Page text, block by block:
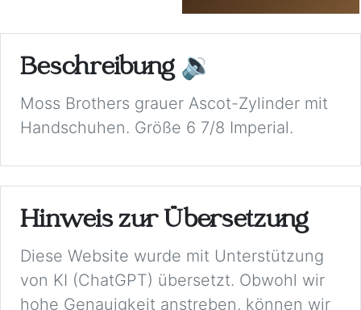
Beschreibung 🔉
Moss Brothers grauer Ascot-Zylinder mit
Handschuhen. Größe 6 7/8 Imperial.
Hinweis zur Übersetzung
Diese Website wurde mit Unterstützung
von KI (ChatGPT) übersetzt. Obwohl wir
hohe Genauigkeit anstreben, können wir